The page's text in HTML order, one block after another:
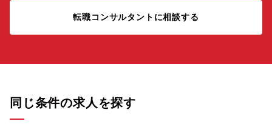
転職コンサルタントに相談する
同じ条件の求人を探す